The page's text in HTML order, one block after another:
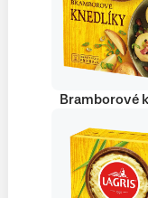
Bramborové